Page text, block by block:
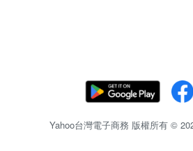
Yahoo台灣電子商務 版權所有 ©